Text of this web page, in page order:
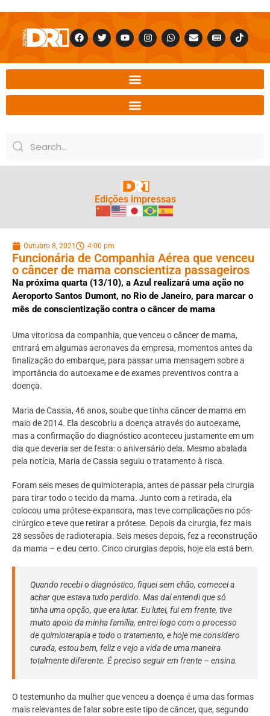
Edições impressas
Outubro 8, 2021 4:00 pm
Funcionária de Companhia Aérea que venceu
o câncer de mama conscientiza passageiros
Na próxima quarta (13/10), a Azul realizará uma ação no
Aeroporto Santos Dumont, no Rio de Janeiro, para marcar o
mês de conscientização contra o câncer de mama
Uma vitoriosa da companhia, que venceu o câncer de mama,
entrará em algumas aeronaves da empresa, momentos antes da
finalização do embarque, para passar uma mensagem sobre a
importância do autoexame e de exames preventivos contra a
doença.
Maria de Cassia, 46 anos, soube que tinha câncer de mama em
maio de 2014. Ela descobriu a doença através do autoexame,
mas a confirmação do diagnóstico aconteceu justamente em um
dia que deveria ser de festa: o aniversário dela. Mesmo abalada
pela notícia, Maria de Cassia seguiu o tratamento à risca.
Foram seis meses de quimioterapia, antes de passar pela cirurgia
para tirar todo o tecido da mama. Junto com a retirada, ela
colocou uma prótese-expansora, mas teve complicações no pós-
cirúrgico e teve que retirar a prótese. Depois da cirurgia, fez mais
28 sessões de radioterapia. Seis meses depois, fez a reconstrução
da mama – e deu certo. Cinco cirurgias depois, hoje ela está bem.
Quando recebi o diagnóstico, fiquei sem chão, comecei a
achar que estava tudo perdido. Mas daí entendi que só
tinha uma opção, que era lutar. Eu lutei, fui em frente, tive
muito apoio da minha família, entrei logo com o processo
de quimioterapia e todo o tratamento, e hoje me considero
curada, estou bem, feliz e vejo a vida de uma maneira
totalmente diferente. É preciso seguir em frente – ensina.
O testemunho da mulher que venceu a doença é uma das formas
mais relevantes de falar sobre este tipo de câncer, que, segundo